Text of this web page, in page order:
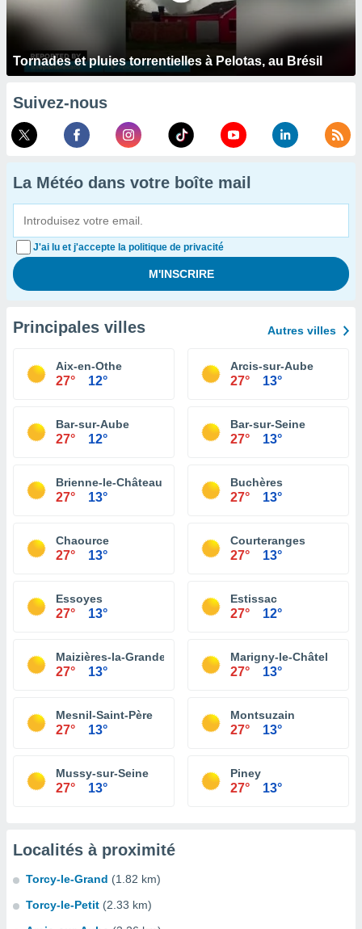
Tornades et pluies torrentielles à Pelotas, au Brésil
Suivez-nous
La Météo dans votre boîte mail
J'ai lu et j'accepte la politique de privacité
Principales villes Autres villes
Aix-en-Othe
27° 12°
Arcis-sur-Aube
27° 13°
Bar-sur-Aube
27° 12°
Bar-sur-Seine
27° 13°
Brienne-le-Château
27° 13°
Buchères
27° 13°
Chaource
27° 13°
Courteranges
27° 13°
Essoyes
27° 13°
Estissac
27° 12°
Maizières-la-Grande-Paroisse
27° 13°
Marigny-le-Châtel
27° 13°
Mesnil-Saint-Père
27° 13°
Montsuzain
27° 13°
Mussy-sur-Seine
27° 13°
Piney
27° 13°
Localités à proximité
Torcy-le-Grand (1.82 km)
Torcy-le-Petit (2.33 km)